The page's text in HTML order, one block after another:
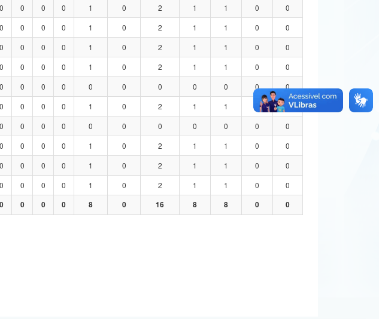
0 0 0 0 1 0 2 1 1 0
0
0 0 0 0 1 0 2 1 1 0
0
0 0 0 0 1 0 2 1 1 0
0
0 0 0 0 1 0 2 1 1 0
0
0 0 0 0 0 0 0 0 0 0
0
0 0 0 0 1 0 2 1 1
0
0 0 0 0 0 0 0 0 0 0
0
0 0 0 0 1 0 2 1 1 0
0
0 0 0 0 1 0 2 1 1 0
0
0 0 0 0 1 0 2 1 1 0
0
0 0 0 0 8 0 16 8 8 0 0